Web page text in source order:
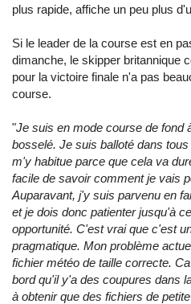
plus rapide, affiche un peu plus
Si le leader de la course est en
dimanche, le skipper britannique
pour la victoire finale n'a pas
course.
"Je suis en mode course de fond
bosselé. Je suis balloté dans
m'y habitue parce que cela va
facile de savoir comment je vais
Auparavant, j'y suis parvenu en
et je dois donc patienter jusqu'à
opportunité. C'est vrai que c'est
pragmatique. Mon problème
fichier météo de taille correcte.
bord qu'il y'a des coupures dans
à obtenir que des fichiers de